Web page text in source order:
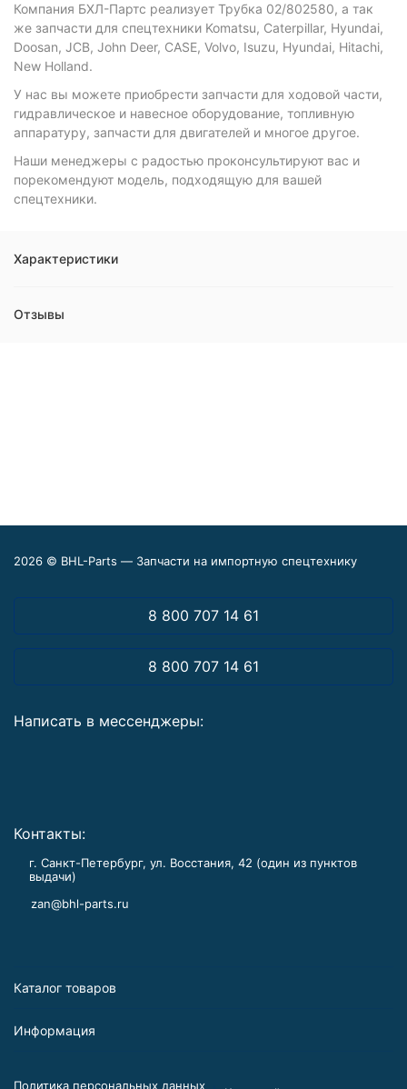
Компания БХЛ-Партс реализует Трубка 02/802580, а так
же запчасти для спецтехники Komatsu, Caterpillar, Hyundai,
Doosan, JCB, John Deer, CASE, Volvo, Isuzu, Hyundai, Hitachi,
New Holland.
У нас вы можете приобрести запчасти для ходовой части,
гидравлическое и навесное оборудование, топливную
аппаратуру, запчасти для двигателей и многое другое.
Наши менеджеры с радостью проконсультируют вас и
порекомендуют модель, подходящую для вашей
спецтехники.
Характеристики
Отзывы
2026 © BHL-Parts — Запчасти на импортную спецтехнику
8 800 707 14 61
8 800 707 14 61
Написать в мессенджеры:
Контакты:
г. Санкт-Петербург, ул. Восстания, 42 (один из пунктов
выдачи)
zan@bhl-parts.ru
Каталог товаров
Информация
Политика персональных данных